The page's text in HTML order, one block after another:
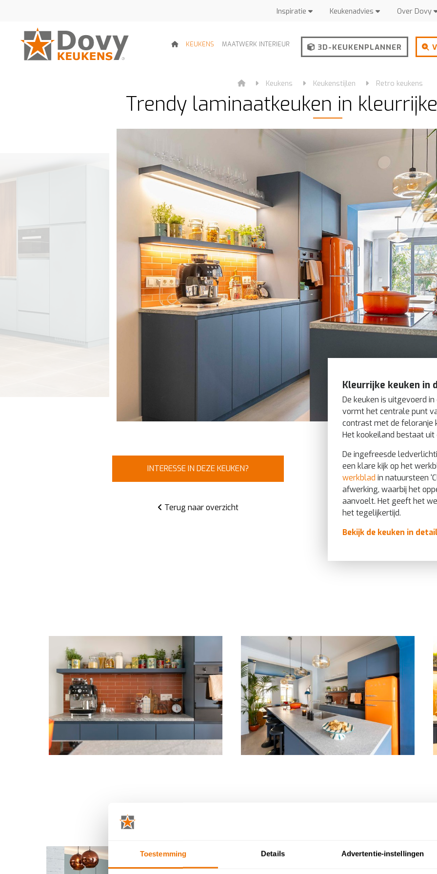
Toestemming Details Advertentie-instellingen
Inspiratie Keukenadvies Over Dovy
KEUKENS MAATWERK INTERIEUR 3D-KEUKENPLANNER
Keukens Keukenstijlen Retro keukens
Trendy laminaatkeuken in
INTERESSE IN DEZE KEUKEN?
Terug naar overzicht
Kleurrijke keuken in
De keuken is uitgevoerd
vormt het centrale punt
contrast met de feloranje
Het kookeiland bestaat
De ingefreesde
een klare kijk op het
werkblad in natuursteen
afwerking, waarbij het
aanvoelt. Het geeft het
het tegelijkertijd.
Bekijk de keuken in